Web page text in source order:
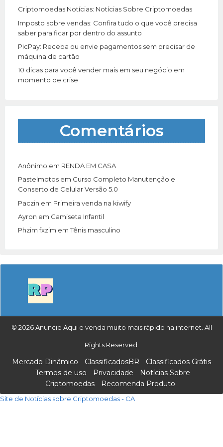
Criptomoedas Notícias: Notícias Sobre Criptomoedas
Imposto sobre vendas: Confira tudo o que você precisa
saber para ficar por dentro do assunto
PicPay: Receba ou envie pagamentos sem precisar de
máquina de cartão
10 dicas para você vender mais em seu negócio em
momento de crise
Comentários
Anônimo em RENDA EM CASA
Pastelmotos em Curso Completo Manutenção e
Conserto de Celular Versão 5.0
Paczin em Primeira venda na kiwify
Ayron em Camiseta Infantil
Phzim fxzim emTênis masculino
© 2026 Anuncie Aqui e venda muito mais rápido na internet. All
Rights Reserved.
Mercado Dinâmico ClassificadosBR
Classificados Grátis
Termos de uso
Privacidade
Notícias Sobre
Criptomoedas
Recomenda Produto
Site de Notícias sobre Criptomoedas - CA